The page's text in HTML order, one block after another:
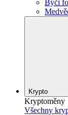
Býčí
Krypto
Kryptoměny
Všechny